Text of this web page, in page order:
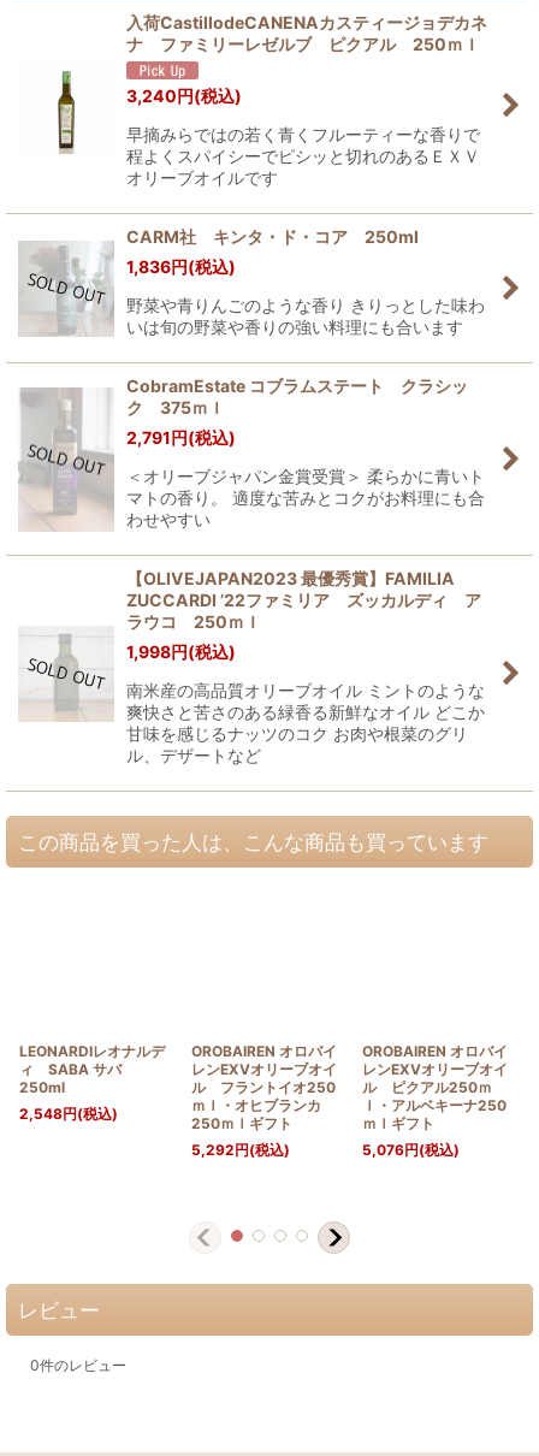
入荷CastillodeCANENAカスティージョデカネ
ナ ファミリーレゼルブ ピクアル 250ｍｌ
3,240円(税込)
早摘みらではの若く青くフルーティーな香りで
程よくスパイシーでピシッと切れのあるＥＸＶ
オリーブオイルです
CARM社 キンタ・ド・コア 250ml
1,836円(税込)
野菜や青りんごのような香り きりっとした味わ
いは旬の野菜や香りの強い料理にも合います
CobramEstate コブラムステート クラシッ
ク 375ｍｌ
2,791円(税込)
＜オリーブジャパン金賞受賞＞ 柔らかに青いト
マトの香り。 適度な苦みとコクがお料理にも合
わせやすい
【OLIVEJAPAN2023 最優秀賞】FAMILIA
ZUCCARDI ’22ファミリア ズッカルディ ア
ラウコ 250ｍｌ
1,998円(税込)
南米産の高品質オリーブオイル ミントのような
爽快さと苦さのある緑香る新鮮なオイル どこか
甘味を感じるナッツのコク お肉や根菜のグリ
ル、デザートなど
この商品を買った人は、こんな商品も買っています
LEONARDIレオナルデ
ィ SABA サバ
250ml
2,548円(税込)
OROBAIREN オロバイ
レンEXVオリーブオイ
ル フラントイオ250
ｍｌ・オヒブランカ
250ｍｌギフト
5,292円(税込)
OROBAIREN オロバイ
レンEXVオリーブオイ
ル ピクアル250ｍ
ｌ・アルベキーナ250
ｍｌギフト
5,076円(税込)
レビュー
0件のレビュー